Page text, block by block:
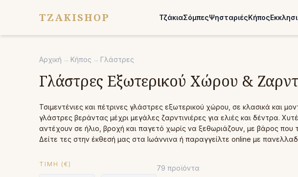
TZAKISHOP ΤζάκιαΣόμπεςΨησταριέςΚήπος
Αρχική → Κήπος → Γλάστρες
Γλάστρες Εξωτερικού Χώρου &
Τσιμεντένιες και πέτρινες γλάστρες εξωτερικού χώρου, σε κλασικά και
γλάστρες βεράντας μέχρι μεγάλες ζαρντινιέρες για ελιές και δέντρα.
αντέχουν σε ήλιο, βροχή και παγετό χωρίς να ξεθωριάζουν, με βάρος που
Δείτε τες στην έκθεσή μας στα Ιωάννινα ή παραγγείλτε online με
ΤΙΜΉ (€) 79 προϊόντα